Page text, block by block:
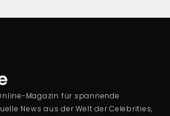
Magazin für spannende
News aus der Welt der Celebrities,